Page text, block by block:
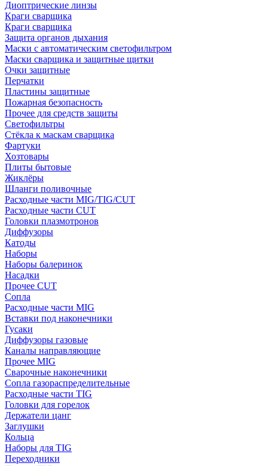
Диоптрические линзы
Краги сварщика
Краги сварщика
Защита органов дыхания
Маски с автоматическим светофильтром
Маски сварщика и защитные щитки
Очки защитные
Перчатки
Пластины защитные
Пожарная безопасность
Прочее для средств защиты
Светофильтры
Стёкла к маскам сварщика
Фартуки
Хозтовары
Плиты бытовые
Жиклёры
Шланги поливочные
Расходные части MIG/TIG/CUT
Расходные части CUT
Головки плазмотронов
Диффузоры
Катоды
Наборы
Наборы балеринок
Насадки
Прочее CUT
Сопла
Расходные части MIG
Вставки под наконечники
Гусаки
Диффузоры газовые
Каналы направляющие
Прочее MIG
Сварочные наконечники
Сопла газораспределительные
Расходные части TIG
Головки для горелок
Держатели цанг
Заглушки
Кольца
Наборы для TIG
Переходники